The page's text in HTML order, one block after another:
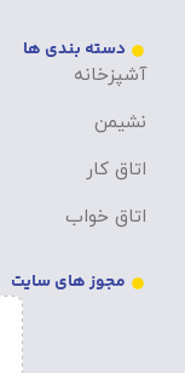
دسته بندی ها
آشپزخانه
نشیمن
اتاق کار
اتاق خواب
مجوز های سایت